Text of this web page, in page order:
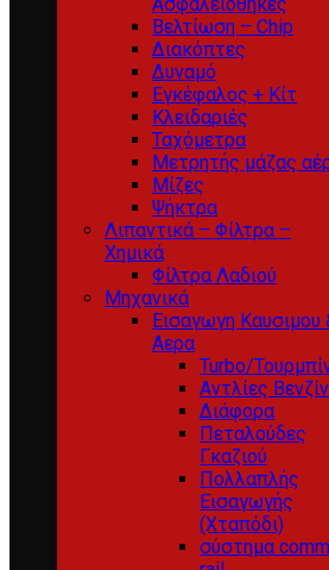
Βελτίωση – Chip
Διακόπτες
Δυναμό
Εγκέφαλος + Κίτ
Κλειδαριές
Ταχόμετρα
Μετρητής μάζας
Μίζες
Ψήκτρα
Λιπαντικά – Φίλτρα –
Χημικά
Φίλτρα Λαδιού
Μηχανικά
Εισαγωγη Καυσιμου
Αερα
Turbo/
Αντλίες
Διάφορα
Πεταλούδες
Γκαζιού
Πολλαπλής
Εισαγωγής
(Χταπόδι)
σύστημα